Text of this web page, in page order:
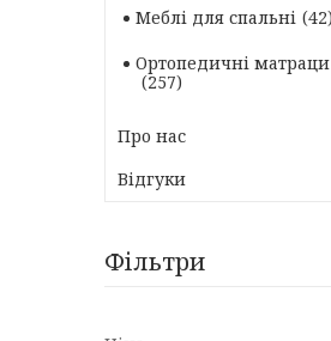
Меблі для спальні 42
Ортопедичні матраци
257
Про нас
Відгуки
Фільтри